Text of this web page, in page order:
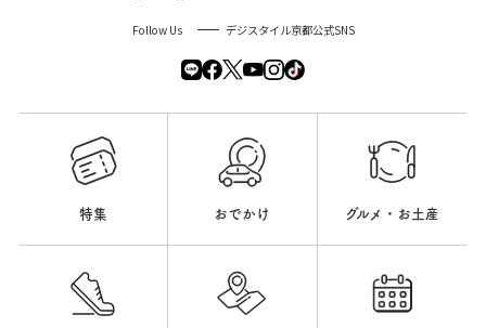
Follow Us デジスタイル京都公式SNS
特集 おでかけ グルメ・お土産